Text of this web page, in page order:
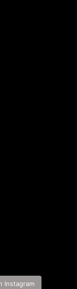
Instagram